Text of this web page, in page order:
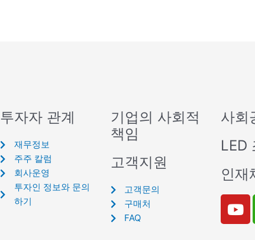
투자자 관계
재무정보
주주 칼럼
회사운영
투자인 정보와 문의
하기
기업의 사회적
책임
고객지원
고객문의
구매처
FAQ
사회
LED
인재
Y
o